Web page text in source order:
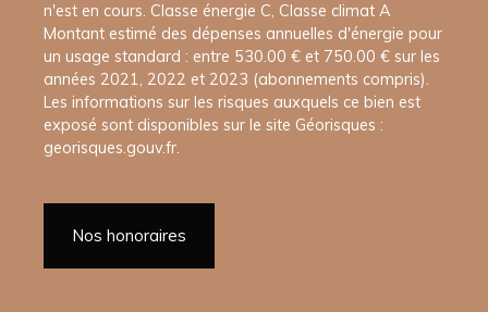
n'est en cours. Classe énergie C, Classe climat A
Montant estimé des dépenses annuelles d'énergie pour
un usage standard : entre 530.00 € et 750.00 € sur les
années 2021, 2022 et 2023 (abonnements compris).
Les informations sur les risques auxquels ce bien est
exposé sont disponibles sur le site Géorisques :
georisques.gouv.fr.
Nos honoraires